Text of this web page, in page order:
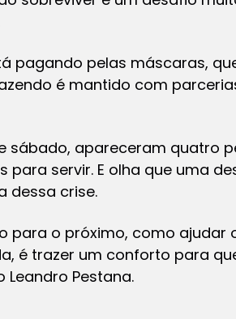
pagando pelas máscaras,
é mantido com
sábado, apareceram quatro
servir. E olha que uma
dessa crise.
para o próximo, como ajudar
é trazer um conforto para
Pestana.